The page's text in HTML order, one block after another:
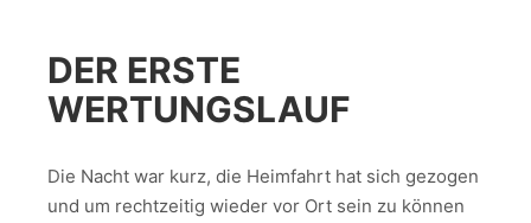
DER ERSTE
WERTUNGSLAUF
Die Nacht war kurz, die Heimfahrt hat sich gezogen
und um rechtzeitig wieder vor Ort sein zu können